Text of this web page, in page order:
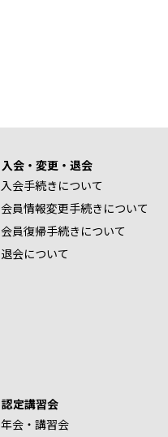
入会・変更・退会
入会手続きについて
会員情報変更手続きについて
会員復帰手続きについて
退会について
認定講習会
年会・講習会